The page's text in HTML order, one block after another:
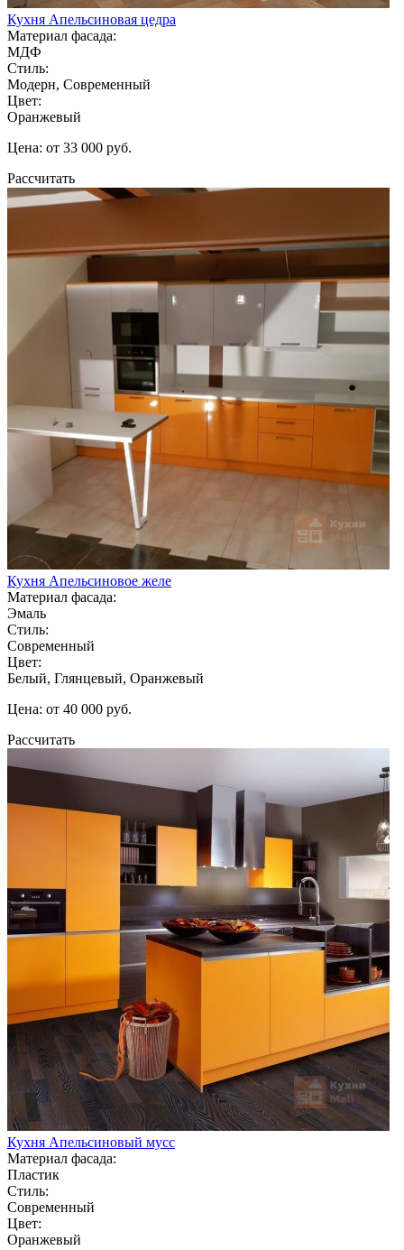
Кухня Апельсиновая цедра
Материал фасада:
МДФ
Стиль:
Модерн, Современный
Цвет:
Оранжевый
Цена: от 33 000 руб.
Рассчитать
Кухня Апельсиновое желе
Материал фасада:
Эмаль
Стиль:
Современный
Цвет:
Белый, Глянцевый, Оранжевый
Цена: от 40 000 руб.
Рассчитать
Кухня Апельсиновый мусс
Материал фасада:
Пластик
Стиль:
Современный
Цвет:
Оранжевый